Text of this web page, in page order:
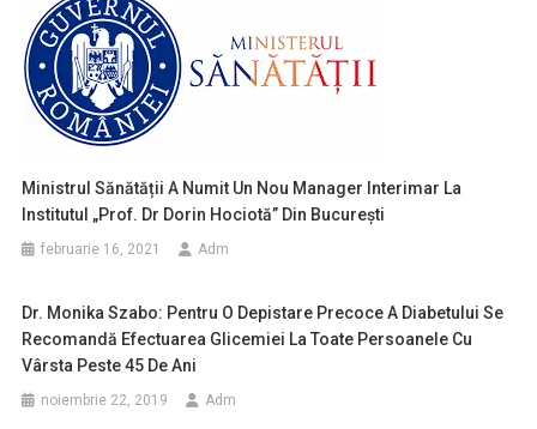
Ministrul Sănătății A Numit Un Nou Manager Interimar La
Institutul „Prof. Dr Dorin Hociotă” Din București
februarie 16, 2021 Adm
Dr. Monika Szabo: Pentru O Depistare Precoce A Diabetului Se
Recomandă Efectuarea Glicemiei La Toate Persoanele Cu
Vârsta Peste 45 De Ani
noiembrie 22, 2019 Adm